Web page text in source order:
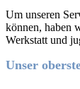
Um unseren
können, haben
Werkstatt und
Unser